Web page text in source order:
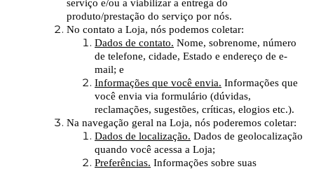
serviço e/ou a viabilizar a entrega do
produto/prestação do serviço por nós.
No contato a Loja, nós podemos coletar:
Dados de contato. Nome, sobrenome, número
de telefone, cidade, Estado e endereço de e-
mail; e
Informações que você envia. Informações que
você envia via formulário (dúvidas,
reclamações, sugestões, críticas, elogios etc.).
Na navegação geral na Loja, nós poderemos coletar:
Dados de localização. Dados de geolocalização
quando você acessa a Loja;
Preferências. Informações sobre suas